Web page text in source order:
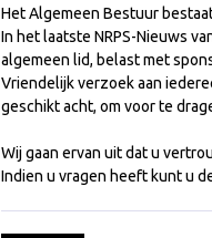
Het Algemeen Bestuur
In het laatste NRPS-Nieuws
algemeen lid, belast met
Vriendelijk verzoek aan
geschikt acht, om voor te
Wij gaan ervan uit dat u
Indien u vragen heeft kunt u